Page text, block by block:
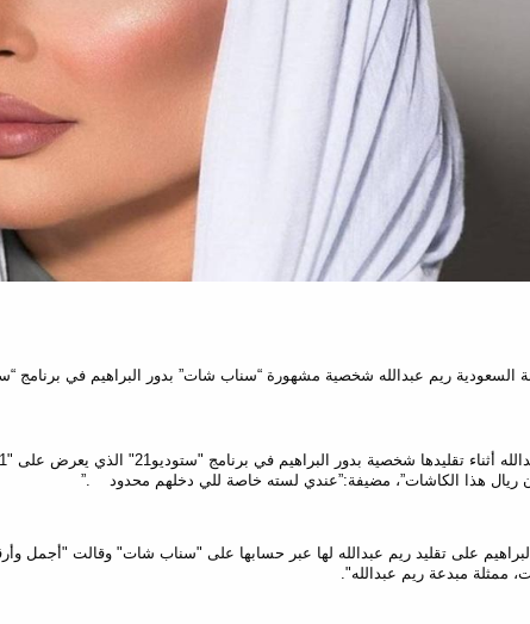
ريم عبدالله شخصية مشهورة “سناب شات” بدور البراهيم في برنامج “ستوديو 21” الساخر بطريقة
أثناء تقليدها شخصية بدور البراهيم في برنامج "ستوديو21" الذي يعرض على "
ريال هذا الكاشات”، مضيفة:”عندي لسته خاصة للي دخلهم محدود ”.
على تقليد ريم عبدالله لها عبر حسابها على "سناب شات" وقالت "أجمل
ممثلة مبدعة ريم عبدالله".